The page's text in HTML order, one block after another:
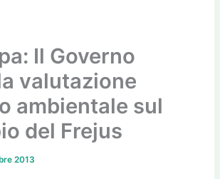
Il Governo
valutazione
ambientale sul
del Frejus
2013